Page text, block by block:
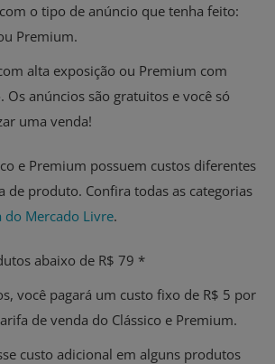
o tipo de anúncio que tenha feito:
Premium.
alta exposição ou Premium com
Os anúncios são gratuitos e você só
uma venda!
e Premium possuem custos diferentes
de produto. Confira todas as categorias
do Mercado Livre.
abaixo de R$ 79 *
você pagará um custo fixo de R$ 5 por
de venda do Clássico e Premium.
custo adicional em alguns produtos